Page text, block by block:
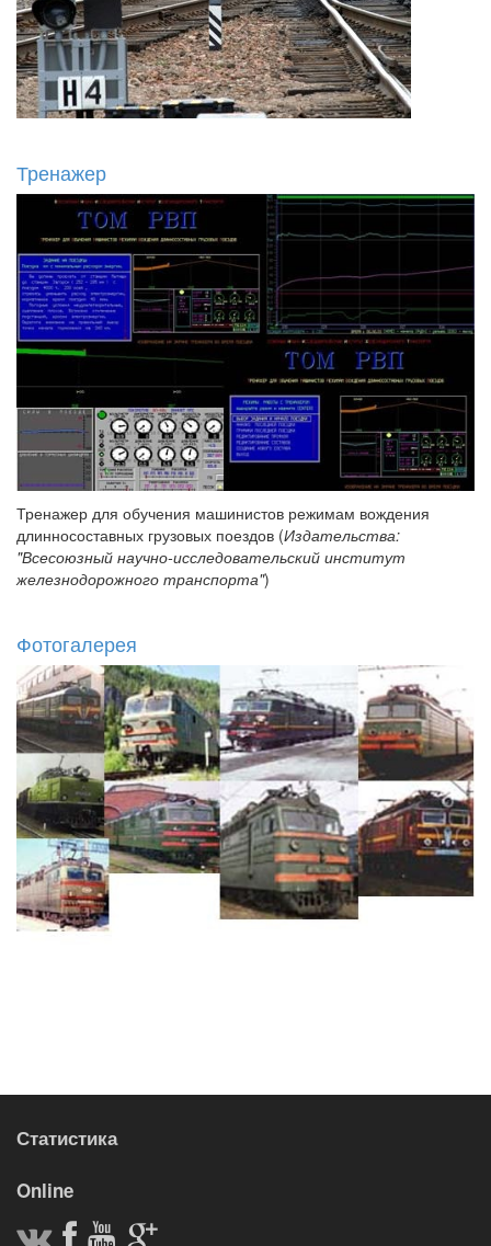
Тренажер
Тренажер для обучения машинистов режимам вождения
длинносоставных грузовых поездов (Издательства:
"Всесоюзный научно-исследовательский институт
железнодорожного транспорта")
Фотогалерея
Статистика
Online